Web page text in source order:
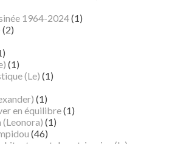
1964-2024(1)
(2)
(1)
(Le) (1)
(1)
en équilibre(1)
(1)
(46)